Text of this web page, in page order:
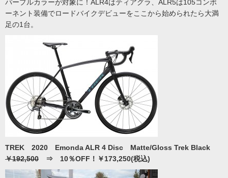
パープルカラーが対象に！ALR4はティアグラ、ALR5は105コンポ
ーネント装備でロードバイクデビューをここから始められたら大満
足の1台。
TREK 2020 Emonda ALR 4 Disc Matte/Gloss Trek Black
￥192,500 ⇒ 10％OFF！￥173,250(税込)